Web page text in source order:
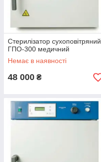
Стерилізатор сухоповітряний
ГПО-300 медичний
Немає в наявності
48 000 ₴